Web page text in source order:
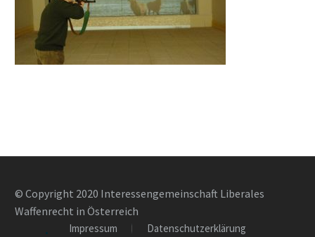
© Copyright 2020 Interessengemeinschaft Liberales
Waffenrecht in Österreich
Impressum
Datenschutzerklärung